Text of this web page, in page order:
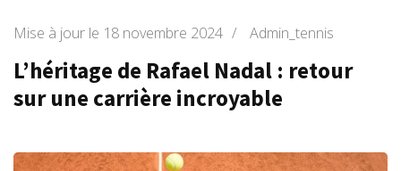
Mise à jour le 18 novembre 2024 / Admin_tennis
L’héritage de Rafael Nadal : retour
sur une carrière incroyable